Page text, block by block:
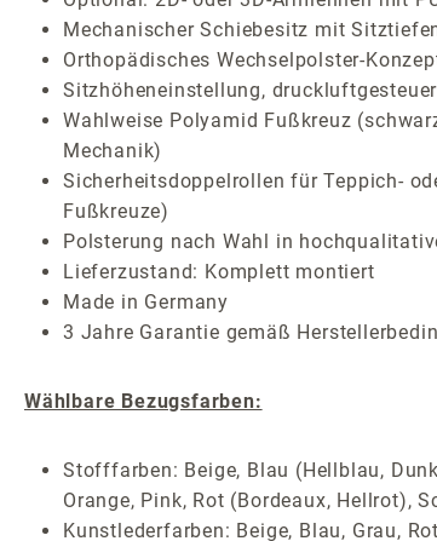
Mechanischer Schiebesitz mit
Orthopädisches Wechselpolster-
Sitzhöheneinstellung,
Wahlweise Polyamid Fußkreuz
Mechanik)
Sicherheitsdoppelrollen für Teppich-
Fußkreuze)
Polsterung nach Wahl in
Lieferzustand: Komplett montiert
Made in Germany
3 Jahre Garantie gemäß
Wählbare Bezugsfarben:
Stofffarben: Beige, Blau (Hellblau,
Orange, Pink, Rot (Bordeaux, Hellrot),
Kunstlederfarben: Beige, Blau, Grau,